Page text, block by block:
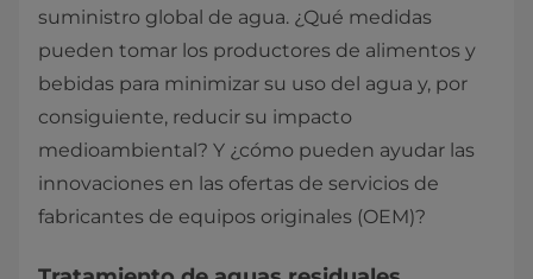
suministro global de agua. ¿Qué medidas
pueden tomar los productores de alimentos y
bebidas para minimizar su uso del agua y, por
consiguiente, reducir su impacto
medioambiental? Y ¿cómo pueden ayudar las
innovaciones en las ofertas de servicios de
fabricantes de equipos originales (OEM)?